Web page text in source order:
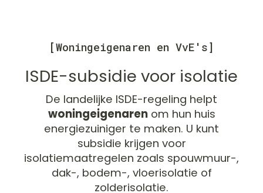
[Woningeigenaren en VvE's]
ISDE-subsidie voor isolatie
De landelijke ISDE-regeling helpt
woningeigenarenom hun huis
energiezuiniger te maken. U kunt
subsidie krijgen voor
isolatiemaatregelen zoals spouwmuur-,
dak-, bodem-, vloerisolatie of
zolderisolatie.